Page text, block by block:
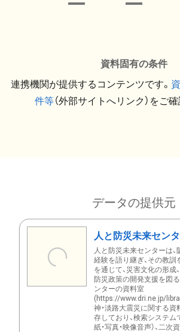
資料固有の条件
連携機関が提供するコンテンツです。
件等（外部サイトへリンク）をご
データの提供元
人と防災未来セン
人と防災未来センターは、
経験を語り継ぎ、その教訓
を通じて、災害文化の形成
防災政策の開発支援を図
ンターの資料室
(https://www.dri.ne.jp/
神・淡路大震災に関する資
存しており、検索システム
紙・写真・映像音声）、二次